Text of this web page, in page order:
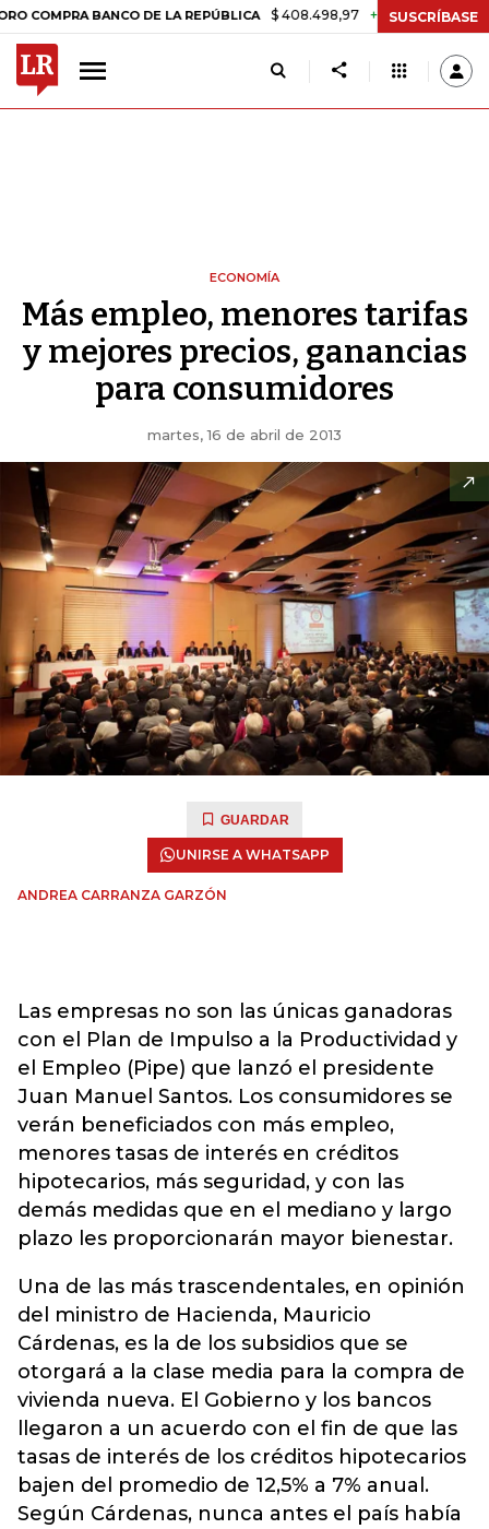
BANCO DE LA REPÚBLICA $ 408.498,97 +$ 8.753,81 +2,19%
SUSCRÍBASE
ECONOMÍA
Más empleo, menores tarifas
y mejores precios, ganancias
para consumidores
martes, 16 de abril de 2013
GUARDAR
UNIRSE A WHATSAPP
ANDREA CARRANZA GARZÓN
Las empresas no son las únicas ganadoras
con el Plan de Impulso a la Productividad y
el Empleo (Pipe) que lanzó el presidente
Juan Manuel Santos. Los consumidores se
verán beneficiados con más empleo,
menores tasas de interés en créditos
hipotecarios, más seguridad, y con las
demás medidas que en el mediano y largo
plazo les proporcionarán mayor bienestar.
Una de las más trascendentales, en opinión
del ministro de Hacienda, Mauricio
Cárdenas, es la de los subsidios que se
otorgará a la clase media para la compra de
vivienda nueva. El Gobierno y los bancos
llegaron a un acuerdo con el fin de que las
tasas de interés de los créditos hipotecarios
bajen del promedio de 12,5% a 7% anual.
Según Cárdenas, nunca antes el país había